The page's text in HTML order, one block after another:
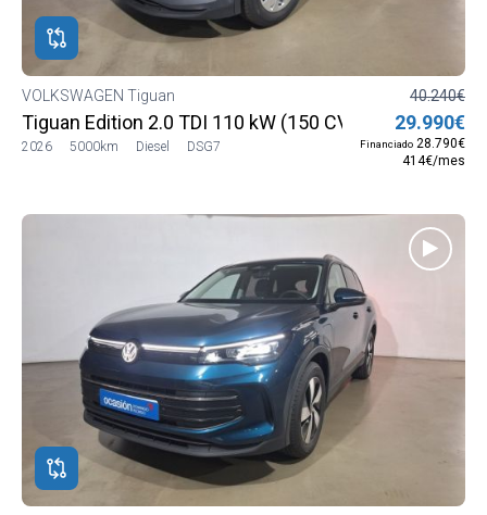
VOLKSWAGEN Tiguan
Tiguan Edition 2.0 TDI 110 kW (150 CV) DSG7
2026 5000km Diesel DSG7
40.240€
29.990€
Financiado 28.790€
414€/mes